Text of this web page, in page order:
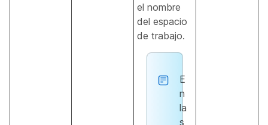
el nombre
del espacio
de trabajo.
E
n
la
s